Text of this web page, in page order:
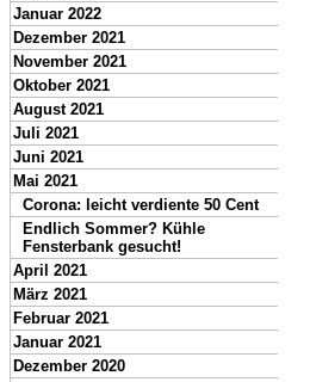
Januar 2022
Dezember 2021
November 2021
Oktober 2021
August 2021
Juli 2021
Juni 2021
Mai 2021
Corona: leicht verdiente 50 Cent
Endlich Sommer? Kühle
Fensterbank gesucht!
April 2021
März 2021
Februar 2021
Januar 2021
Dezember 2020